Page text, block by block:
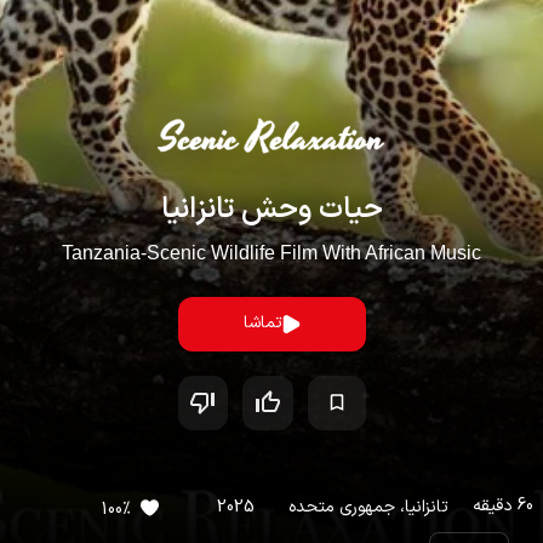
حیات وحش تانزانیا
Tanzania-Scenic Wildlife Film With African Music
تماشا
60 دقیقه تانزانیا، جمهوری متحده 2025
100%